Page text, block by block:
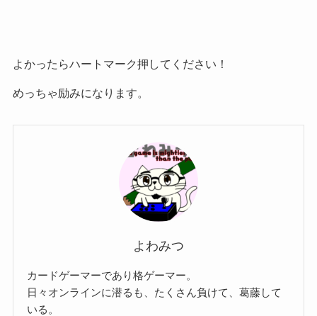
よかったらハートマーク押してください！
めっちゃ励みになります。
よわみつ
カードゲーマーであり格ゲーマー。
日々オンラインに潜るも、たくさん負けて、葛藤して
いる。